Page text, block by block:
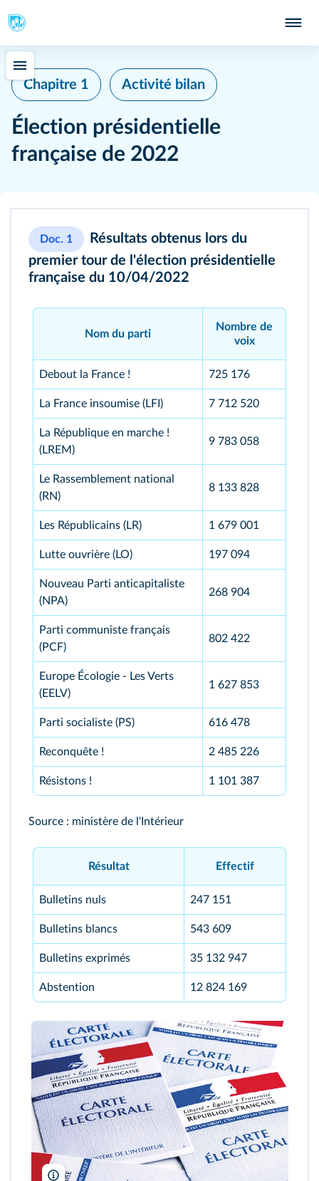
Chapitre 1 Activité bilan
Élection présidentielle
française de 2022
Doc. 1
Résultats obtenus lors du
premier tour de l'élection présidentielle
française du 10/04/2022
Nom du parti
Nombre de
voix
Debout la France ! 725 176
La France insoumise (LFI) 7 712 520
La République en marche !
(LREM)
9 783 058
Le Rassemblement national
(RN)
8 133 828
Les Républicains (LR) 1 679 001
Lutte ouvrière (LO) 197 094
Nouveau Parti anticapitaliste
(NPA)
268 904
Parti communiste français
(PCF)
802 422
Europe Écologie - Les Verts
(EELV)
1 627 853
Parti socialiste (PS) 616 478
Reconquête ! 2 485 226
Résistons ! 1 101 387
Source : ministère de l'Intérieur
Résultat Effectif
Bulletins nuls 247 151
Bulletins blancs 543 609
Bulletins exprimés 35 132 947
Abstention 12 824 169
HJBC/Shutterstock